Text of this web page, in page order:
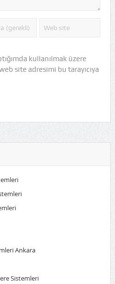
kullanılmak üzere
site adresimi bu tarayıcıya
Ankara
Sistemleri